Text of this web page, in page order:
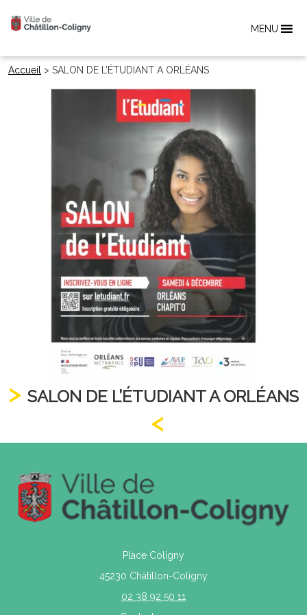
MENU
Accueil > SALON DE L’ÉTUDIANT A ORLÉANS
SALON DE L’ÉTUDIANT A ORLÉANS
Place Coligny
45230 Châtillon-Coligny
02 38 92 50 11